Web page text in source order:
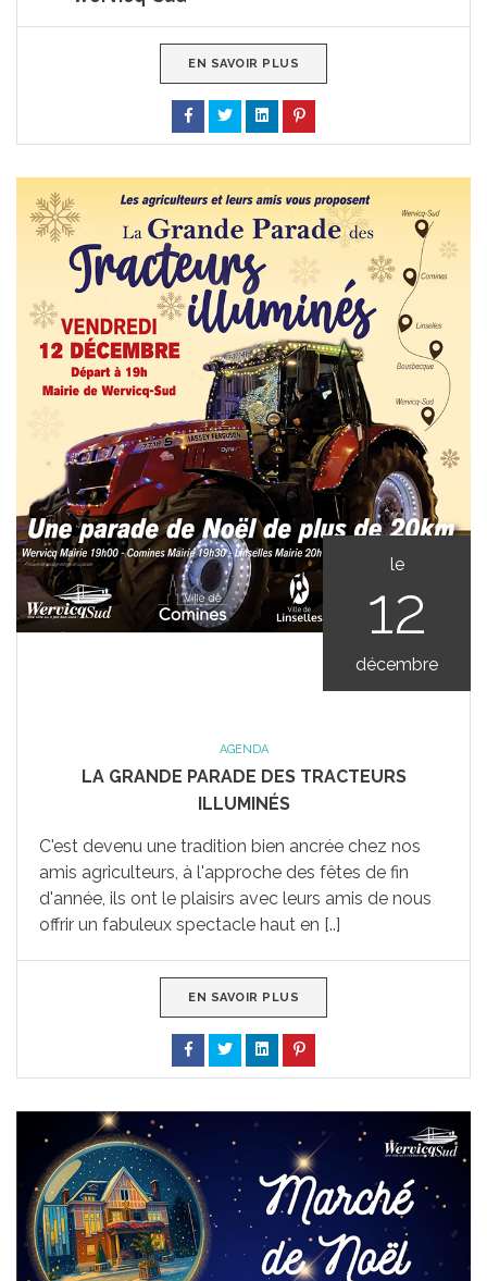
EN SAVOIR PLUS
le
12
décembre
AGENDA
LA GRANDE PARADE DES TRACTEURS
ILLUMINÉS
C'est devenu une tradition bien ancrée chez nos
amis agriculteurs, à l'approche des fêtes de fin
d'année, ils ont le plaisirs avec leurs amis de nous
offrir un fabuleux spectacle haut en [..]
EN SAVOIR PLUS